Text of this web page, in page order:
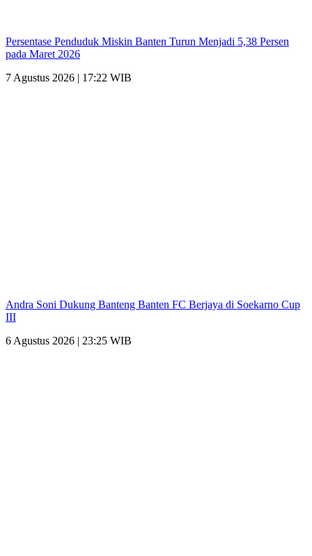
Persentase Penduduk Miskin Banten Turun Menjadi 5,38 Persen
pada Maret 2026
7 Agustus 2026 | 17:22 WIB
Andra Soni Dukung Banteng Banten FC Berjaya di Soekarno Cup
III
6 Agustus 2026 | 23:25 WIB